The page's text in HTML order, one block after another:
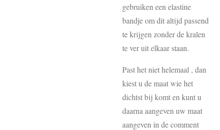
gebruiken een elastine
bandje om dit altijd passend
te krijgen zonder de kralen
te ver uit elkaar staan.
Past het niet helemaal , dan
kiest u de maat wie het
dichtst bij komt en kunt u
daarna aangeven uw maat
aangeven in de comment